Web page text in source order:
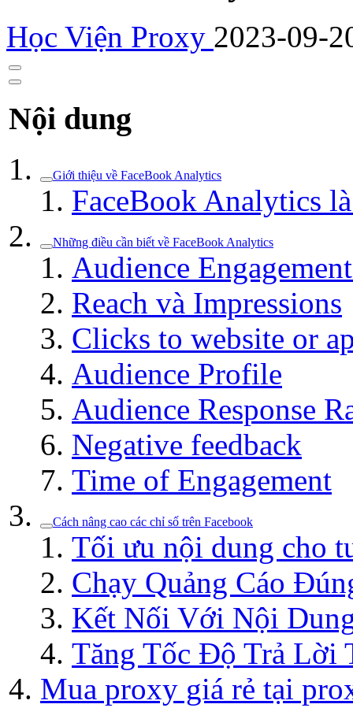
Học Viện Proxy 2023-09-
Nội dung
Giới thiệu về FaceBook Analytics
FaceBook Analytics
Những điều cần biết về FaceBook Analytics
Audience
Reach và Impressions
Clicks to website or
Audience Profile
Audience Response
Negative feedback
Time of Engagement
Cách nâng cao các chỉ số trên Facebook
Tối ưu nội dung cho
Chạy Quảng Cáo
Kết Nối Với Nội
Tăng Tốc Độ Trả Lời
Mua proxy giá rẻ tại